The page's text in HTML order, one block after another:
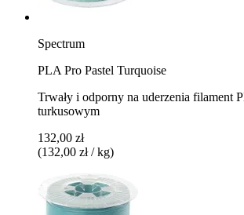
Spectrum
PLA Pro Pastel Turquoise
Trwały i odporny na uderzenia filament
turkusowym
132,00 zł
(132,00 zł / kg)